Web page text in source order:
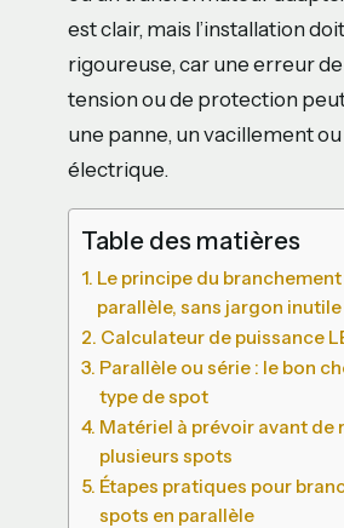
est clair, mais l’installation
rigoureuse, car une erreur
tension ou de protection
une panne, un vacillement
électrique.
Table des matières
Le principe du branchement
parallèle, sans jargon inutile
Calculateur de puissance
Parallèle ou série : le bon
type de spot
Matériel à prévoir avant de
plusieurs spots
Étapes pratiques pour
spots en parallèle